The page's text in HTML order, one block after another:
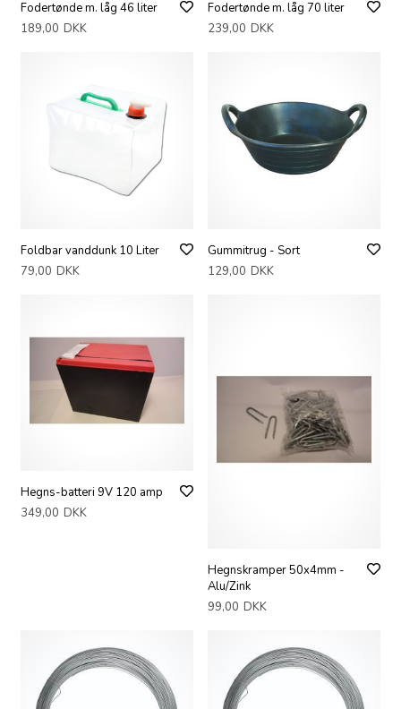
Fodertønde m. låg 46 liter
189,00 DKK
Fodertønde m. låg 70 liter
239,00 DKK
Foldbar vanddunk 10 Liter
79,00 DKK
Gummitrug - Sort
129,00 DKK
Hegns-batteri 9V 120 amp
349,00 DKK
Hegnskramper 50x4mm -
Alu/Zink
99,00 DKK